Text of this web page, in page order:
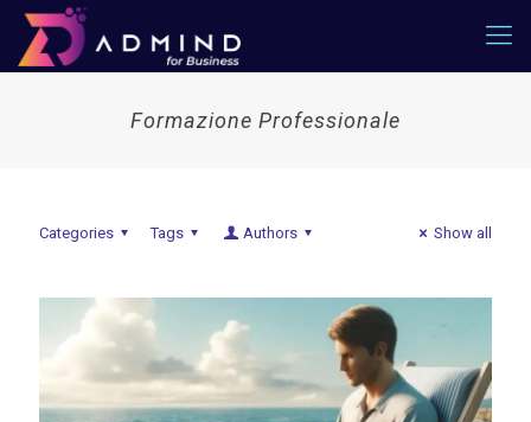
Formazione Professionale
Categories Tags Authors Show all